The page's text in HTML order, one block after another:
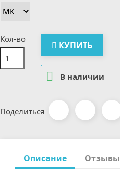
Кол-во
КУПИТЬ
 В наличии
Поделиться
Описание Отзывы